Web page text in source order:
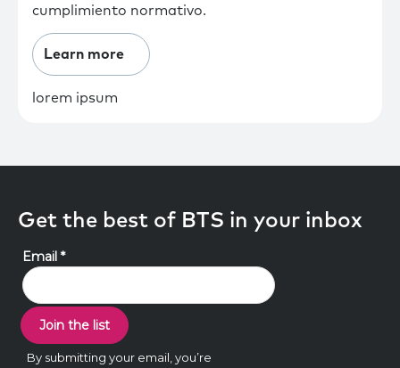
cumplimiento normativo.
Learn more
lorem ipsum
Get the best of BTS in your inbox